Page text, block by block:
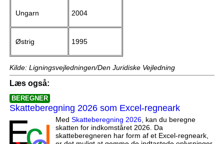
Ungarn 2004
Østrig 1995
Kilde: Ligningsvejledningen/Den Juridiske Vejledning
Læs også:
BEREGNER
Skatteberegning 2026 som Excel-regneark
Med Skatteberegning 2026, kan du beregne
skatten for indkomståret 2026. Da
skatteberegneren har form af et Excel-regneark,